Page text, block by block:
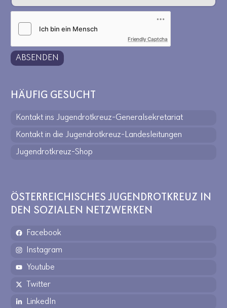
Friendly Captcha
ABSENDEN
HÄUFIG GESUCHT
Kontakt ins Jugendrotkreuz-Generalsekretariat
Kontakt in die Jugendrotkreuz-Landesleitungen
Jugendrotkreuz-Shop
ÖSTERREICHISCHES JUGENDROTKREUZ IN
DEN SOZIALEN NETZWERKEN
Facebook
Instagram
Youtube
Twitter
LinkedIn